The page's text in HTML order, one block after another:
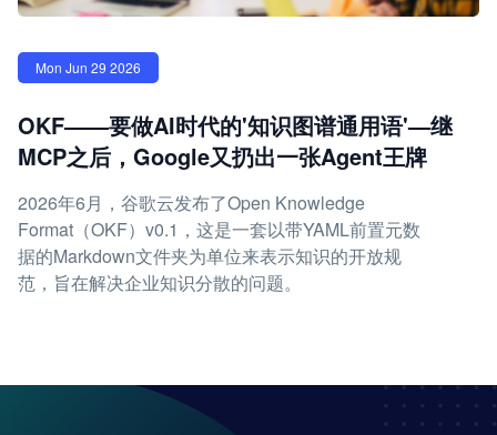
Mon Jun 29 2026
OKF——要做AI时代的'知识图谱通用语'—继
MCP之后，Google又扔出一张Agent王牌
2026年6月，谷歌云发布了Open Knowledge
Format（OKF）v0.1，这是一套以带YAML前置元数
据的Markdown文件夹为单位来表示知识的开放规
范，旨在解决企业知识分散的问题。